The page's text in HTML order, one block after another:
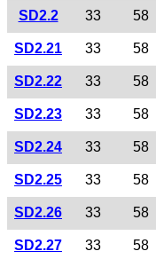
SD2.2 33 58
SD2.21 33 58
SD2.22 33 58
SD2.23 33 58
SD2.24 33 58
SD2.25 33 58
SD2.26 33 58
SD2.27 33 58